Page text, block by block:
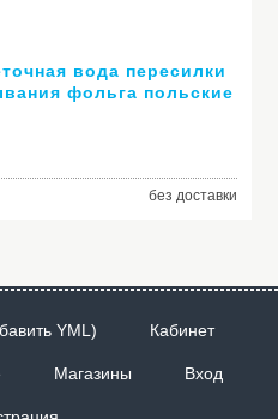
вода пересилки
фольга польские
без доставки
YML) Кабинет
Магазины Вход